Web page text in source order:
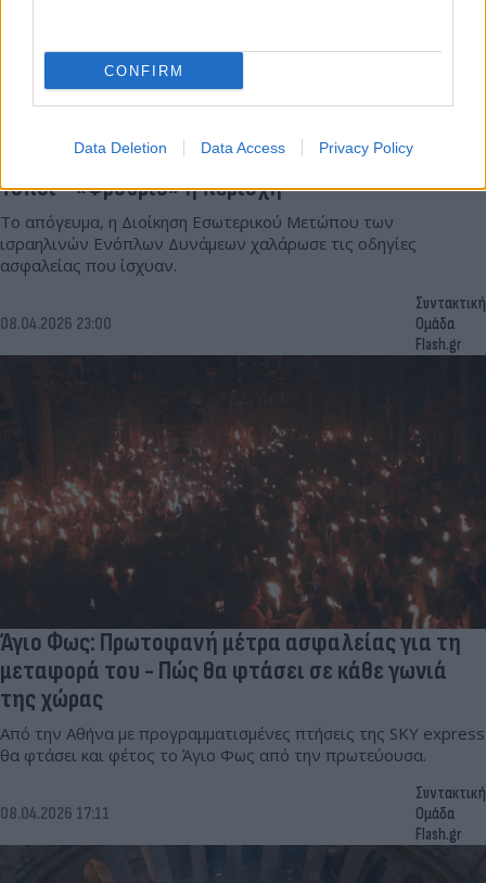
CONFIRM
Data Deletion Data Access Privacy Policy
Ιερουσαλήμ: Ανοίγουν τη Μεγάλη Πέμπτη οι Άγιοι
Τόποι - «Φρούριο» η περιοχή
Το απόγευμα, η Διοίκηση Εσωτερικού Μετώπου των
ισραηλινών Ενόπλων Δυνάμεων χαλάρωσε τις οδηγίες
ασφαλείας που ίσχυαν.
08.04.2026 23:00
Συντακτική
Ομάδα
Flash.gr
Άγιο Φως: Πρωτοφανή μέτρα ασφαλείας για τη
μεταφορά του - Πώς θα φτάσει σε κάθε γωνιά
της χώρας
Από την Αθήνα με προγραμματισμένες πτήσεις της SKY express
θα φτάσει και φέτος το Άγιο Φως από την πρωτεύουσα.
08.04.2026 17:11
Συντακτική
Ομάδα
Flash.gr